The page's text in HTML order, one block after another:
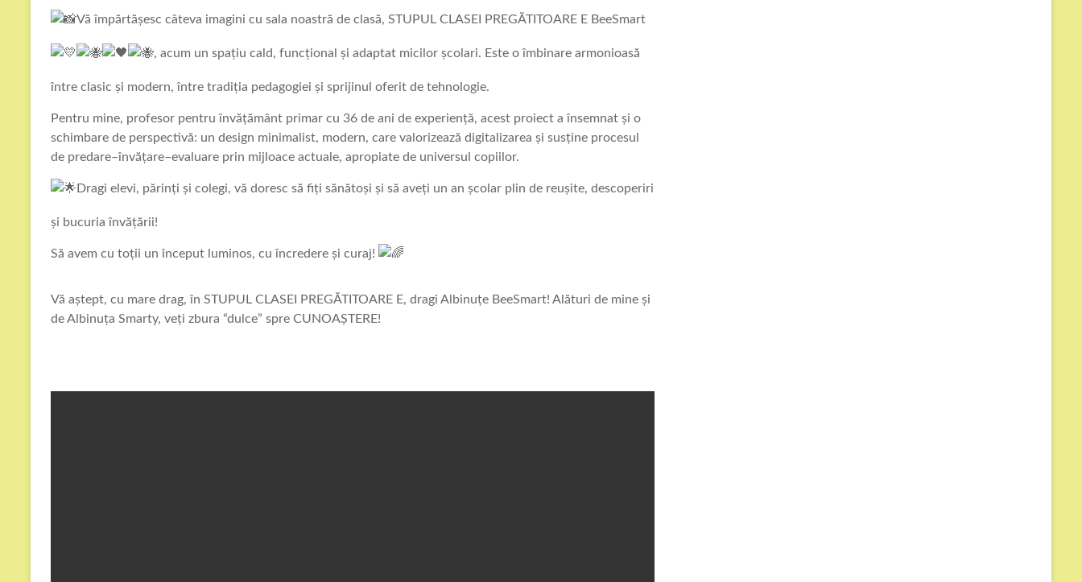
Vă împărtășesc câteva imagini cu sala noastră de clasă, STUPUL CLASEI PREGĂTITOARE E BeeSmart
, acum un spațiu cald, funcțional și adaptat micilor școlari. Este o îmbinare armonioasă
între clasic și modern, între tradiția pedagogiei și sprijinul oferit de tehnologie.
Pentru mine, profesor pentru învățământ primar cu 36 de ani de experiență, acest proiect a însemnat și o
schimbare de perspectivă: un design minimalist, modern, care valorizează digitalizarea și susține procesul
de predare–învățare–evaluare prin mijloace actuale, apropiate de universul copiilor.
Dragi elevi, părinți și colegi, vă doresc să fiți sănătoși și să aveți un an școlar plin de reușite, descoperiri
și bucuria învățării!
Să avem cu toții un început luminos, cu încredere și curaj!
Vă aștept, cu mare drag, în STUPUL CLASEI PREGĂTITOARE E, dragi Albinuțe BeeSmart! Alături de mine și
de Albinuța Smarty, veți zbura “dulce” spre CUNOAȘTERE!